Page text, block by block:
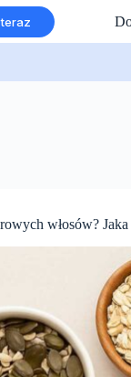
włosów? Jaka